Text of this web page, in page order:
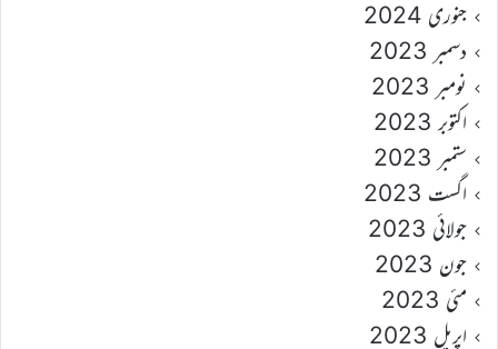
جنوری 2024
دسمبر 2023
نومبر 2023
اکتوبر 2023
ستمبر 2023
اگست 2023
جولائی 2023
جون 2023
مئی 2023
اپریل 2023